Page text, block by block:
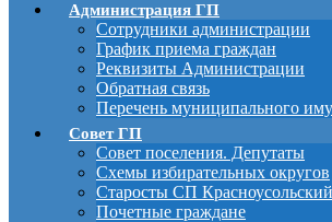
Администрация ГП
Сотрудники администрации
График приема граждан
Реквизиты Администрации
Обратная связь
Перечень муниципального
Совет ГП
Совет поселения. Депутаты
Схемы избирательных округов
Старосты СП Красноусольский
Почетные граждане